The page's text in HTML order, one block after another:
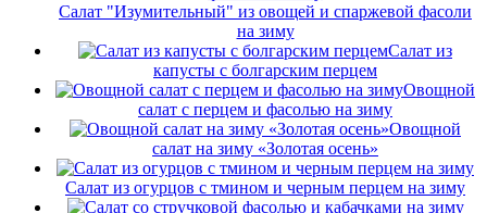
Салат "Изумительный" из овощей и спаржевой фасоли
на зиму
Салат из
капусты с болгарским перцем
Овощной
салат с перцем и фасолью на зиму
Овощной
салат на зиму «Золотая осень»
Салат из огурцов с тмином и черным перцем на зиму